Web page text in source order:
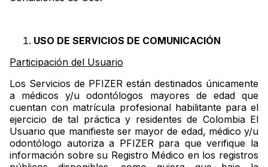
USO DE SERVICIOS DE COMUNICACIÓN
Participación del Usuario
Los Servicios de PFIZER están destinados únicamente
a médicos y/u odontólogos mayores de edad que
cuentan con matrícula profesional habilitante para el
ejercicio de tal práctica y residentes de Colombia El
Usuario que manifieste ser mayor de edad, médico y/u
odontólogo autoriza a PFIZER para que verifique la
información sobre su Registro Médico en los registros